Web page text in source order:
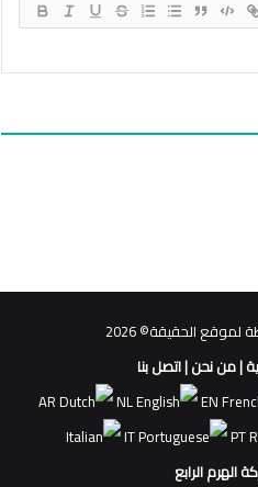
الحقيقة© 2026
|من نحن|اتصل بنا
AR
NL EN
IT
PT
الهرم الرابع